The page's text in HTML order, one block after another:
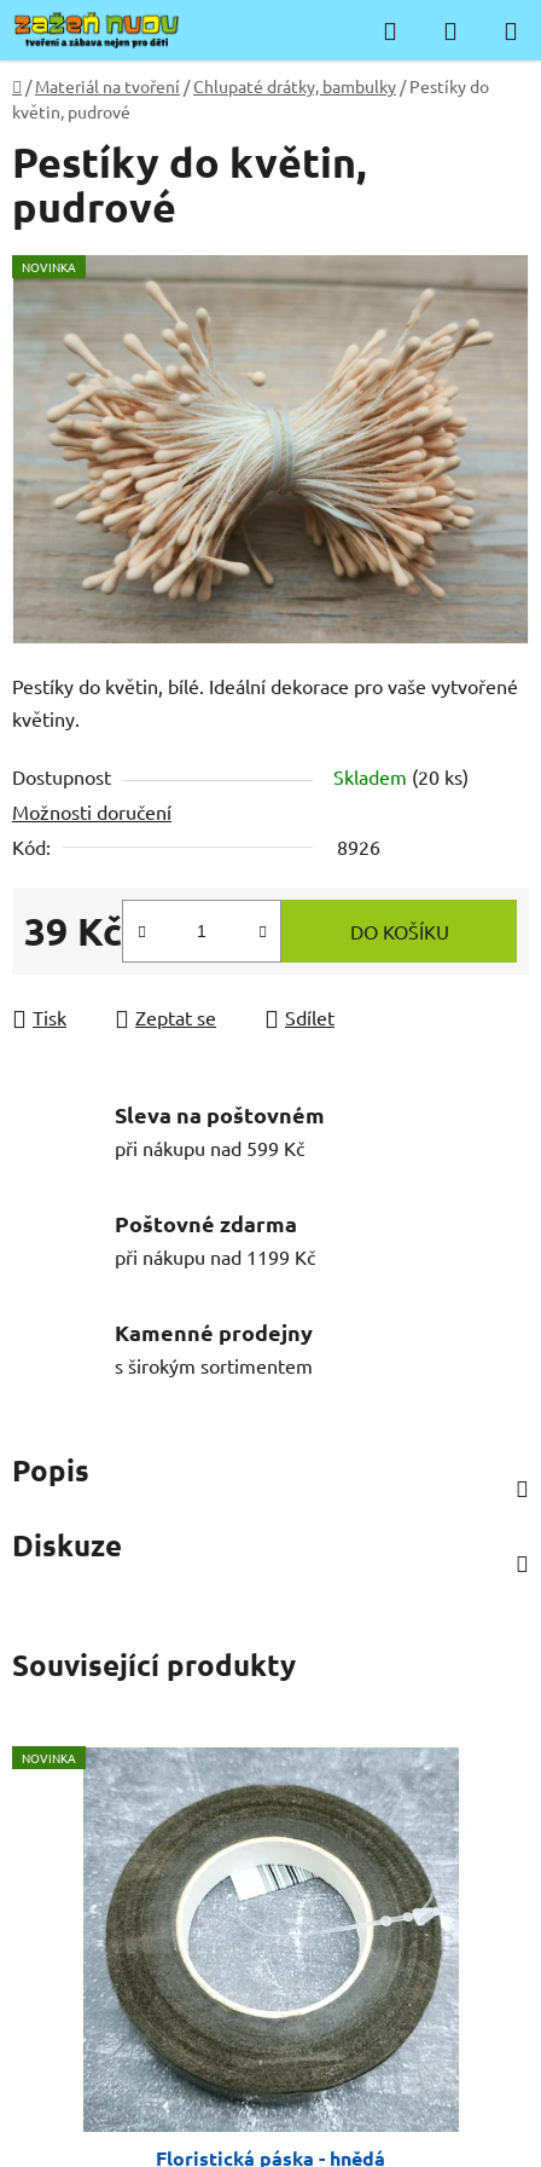
Přejít
na
obsah
Hledat
KOŠÍK
Domů
/ Materiál na tvoření /Chlupaté drátky, bambulky / Pestíky do
květin, pudrové
Pestíky do květin, bílé. Ideální dekorace pro vaše vytvořené
květiny.
Dostupnost Skladem (20 ks)
Možnosti doručení
Kód:
8926
39 Kč
Měrná cena:
DO KOŠÍKU
Tisk Zeptat se Sdílet
Pestíky do květin,
pudrové
NOVINKA
Sleva na poštovném
při nákupu nad 599 Kč
Poštovné zdarma
při nákupu nad 1199 Kč
Kamenné prodejny
s širokým sortimentem
Popis
Diskuze
Související produkty
NOVINKA
Floristická páska - hnědá